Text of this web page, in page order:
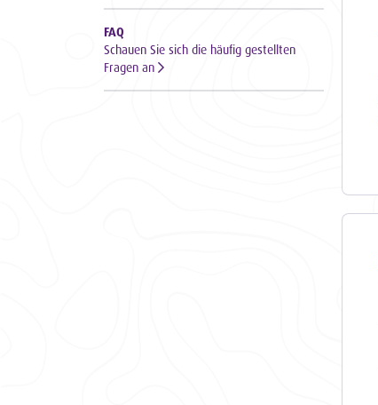
FAQ
Schauen Sie sich die häufig gestellten
Fragen an